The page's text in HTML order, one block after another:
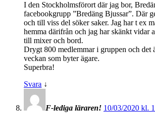
I den Stockholmsförort där jag bor,
facebookgrupp ”Bredäng Bjussar”. Där
och till viss del söker saker. Jag har t ex
hemma därifrån och jag har skänkt vidar
till mixer och bord.
Drygt 800 medlemmar i gruppen och det
veckan som byter ägare.
Superbra!
Svara ↓
F-lediga läraren! 10/03/2020 kl.